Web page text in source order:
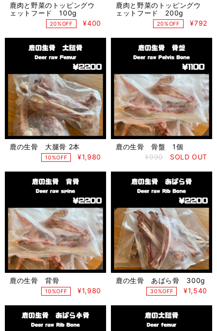
鹿肉と野菜のトッピングウ
ェットフード 100g
20%OFF ¥400
鹿肉と野菜のトッピングウ
ェットフード 200g
20%OFF ¥792
鹿の生骨 大腿骨 2本
10%OFF ¥1,980
鹿の生骨 骨盤 1個
¥990
SOLD OUT
鹿の生骨 背骨
10%OFF ¥1,980
鹿の生骨 あばら骨 300g
30%OFF ¥1,540